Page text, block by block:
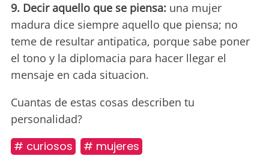
9. Decir aquello que se piensa: una mujer
madura dice siempre aquello que piensa; no
teme de resultar antipatica, porque sabe poner
el tono y la diplomacia para hacer llegar el
mensaje en cada situacion.
Cuantas de estas cosas describen tu
personalidad?
# curiosos # mujeres